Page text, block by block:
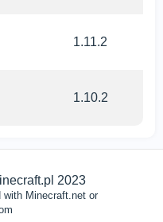
1.11.2
1.10.2
2023
Minecraft.net or